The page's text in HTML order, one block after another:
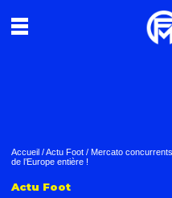
Accueil /Actu Foot / Mercato
de l’Europe entière !
Actu Foot